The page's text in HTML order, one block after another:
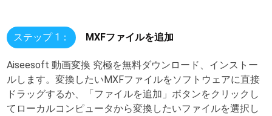
ステップ 1： MXFファイルを追加
Aiseesoft 動画変換 究極を無料ダウンロード、インストー
ルします。変換したいMXFファイルをソフトウェアに直接
ドラッグするか、「ファイルを追加」ボタンをクリックし
てローカルコンピュータから変換したいファイルを選択し